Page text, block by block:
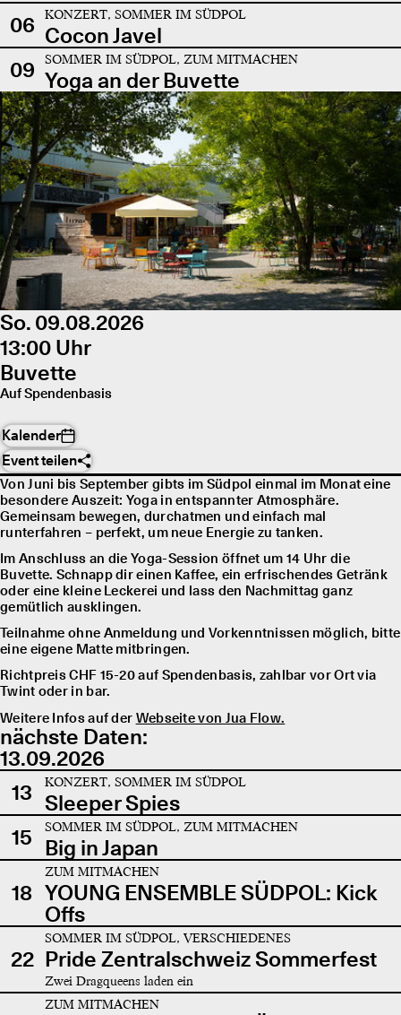
06 KONZERT, SOMMER IM SÜDPOL
Cocon Javel
09
SOMMER IM SÜDPOL, ZUM MITMACHEN
Yoga an der Buvette
So. 09.08.2026
13:00 Uhr
Buvette
Auf Spendenbasis
Kalender
Event teilen
Von Juni bis September gibts im Südpol einmal im Monat eine
besondere Auszeit: Yoga in entspannter Atmosphäre.
Gemeinsam bewegen, durchatmen und einfach mal
runterfahren – perfekt, um neue Energie zu tanken.
Im Anschluss an die Yoga-Session öffnet um 14 Uhr die
Buvette. Schnapp dir einen Kaffee, ein erfrischendes Getränk
oder eine kleine Leckerei und lass den Nachmittag ganz
gemütlich ausklingen.
Teilnahme ohne Anmeldung und Vorkenntnissen möglich, bitte
eine eigene Matte mitbringen.
Richtpreis CHF 15-20 auf Spendenbasis, zahlbar vor Ort via
Twint oder in bar.
Weitere Infos auf der Webseite von Jua Flow.
nächste Daten:
13.09.2026
13
KONZERT, SOMMER IM SÜDPOL
Sleeper Spies
15
SOMMER IM SÜDPOL, ZUM MITMACHEN
Big in Japan
18
ZUM MITMACHEN
YOUNG ENSEMBLE SÜDPOL: Kick
Offs
22
SOMMER IM SÜDPOL, VERSCHIEDENES
Pride Zentralschweiz Sommerfest
Zwei Dragqueens laden ein
ZUM MITMACHEN